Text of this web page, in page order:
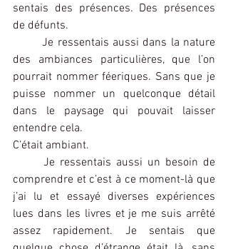
sentais des présences. Des présences
de défunts.
	Je ressentais aussi dans la nature
des ambiances particulières, que l’on
pourrait nommer féeriques. Sans que je
puisse nommer un quelconque détail
dans le paysage qui pouvait laisser
entendre cela.
C’était ambiant.
comprendre et c’est à ce moment-là que
j’ai lu et essayé diverses expériences
lues dans les livres et je me suis arrêté
assez rapidement. Je sentais que